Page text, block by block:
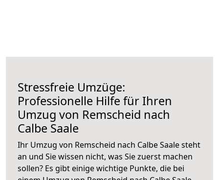
Stressfreie Umzüge:
Professionelle Hilfe für Ihren
Umzug von Remscheid nach
Calbe Saale
Ihr Umzug von Remscheid nach Calbe Saale steht
an und Sie wissen nicht, was Sie zuerst machen
sollen? Es gibt einige wichtige Punkte, die bei